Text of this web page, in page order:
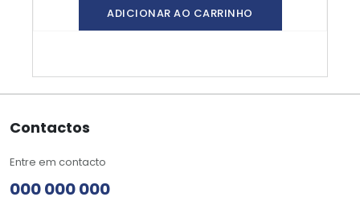
ADICIONAR AO CARRINHO
Contactos
Entre em contacto
000 000 000